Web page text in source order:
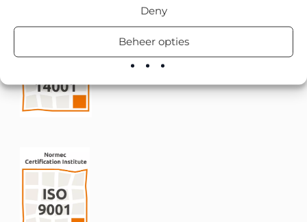
Deny
Beheer opties